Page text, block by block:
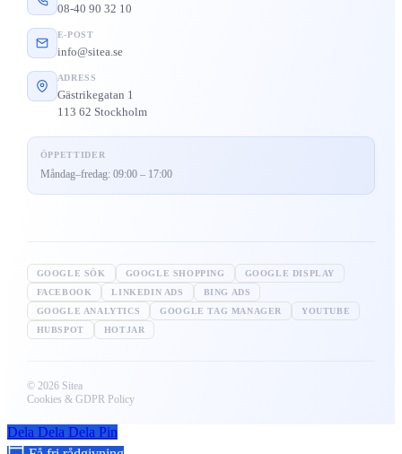
08-40 90 32 10
E-POST
info@sitea.se
ADRESS
Gästrikegatan 1
113 62 Stockholm
ÖPPETTIDER
Måndag–fredag: 09:00 – 17:00
GOOGLE SÖK GOOGLE SHOPPING
GOOGLE DISPLAY
FACEBOOK
LINKEDIN ADS
BING ADS
GOOGLE ANALYTICS
GOOGLE TAG MANAGER
YOUTUBE
HUBSPOT
HOTJAR
© 2026 Sitea
Cookies & GDPR Policy
Dela Dela Dela Pin